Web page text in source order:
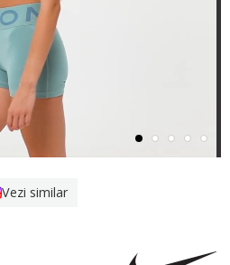
Vezi similar